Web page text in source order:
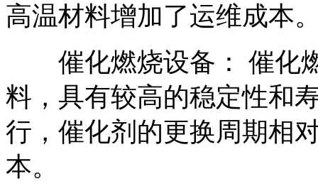
高温材料增加了运维成本
催化燃烧设备： 催化
料，具有较高的稳定性和
行，催化剂的更换周期相
本。